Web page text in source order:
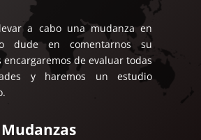
a cabo una mudanza en
dude en comentarnos su
encargaremos de evaluar todas
y haremos un estudio